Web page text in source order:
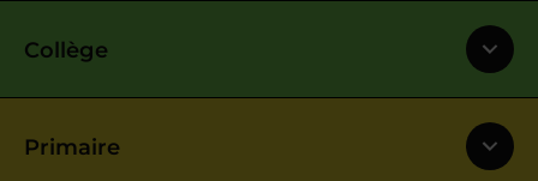
Collège
Primaire